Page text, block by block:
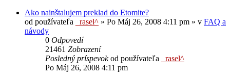
Ako nainštalujem preklad do Etomite?
od používateľa
_rasel^ » Po Máj 26, 2008 4:11 pm » v FAQ a
návody
0 Odpovedí
21461 Zobrazení
Posledný príspevokod používateľa
_rasel^
Po Máj 26, 2008 4:11 pm